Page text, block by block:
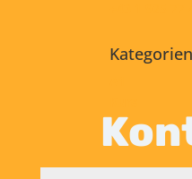
Kategorien